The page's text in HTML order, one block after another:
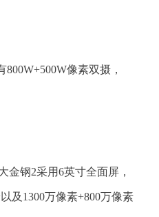
像素双摄，
金钢2采用6英寸全面屏，
及1300万像素+800万像素